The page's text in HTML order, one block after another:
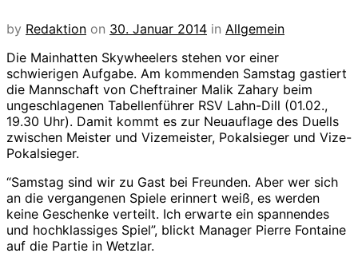
by Redaktion on 30. Januar 2014 in Allgemein
Die Mainhatten Skywheelers stehen vor einer
schwierigen Aufgabe. Am kommenden Samstag gastiert
die Mannschaft von Cheftrainer Malik Zahary beim
ungeschlagenen Tabellenführer RSV Lahn-Dill (01.02.,
19.30 Uhr). Damit kommt es zur Neuauflage des Duells
zwischen Meister und Vizemeister, Pokalsieger und Vize-
Pokalsieger.
“Samstag sind wir zu Gast bei Freunden. Aber wer sich
an die vergangenen Spiele erinnert weiß, es werden
keine Geschenke verteilt. Ich erwarte ein spannendes
und hochklassiges Spiel”, blickt Manager Pierre Fontaine
auf die Partie in Wetzlar.